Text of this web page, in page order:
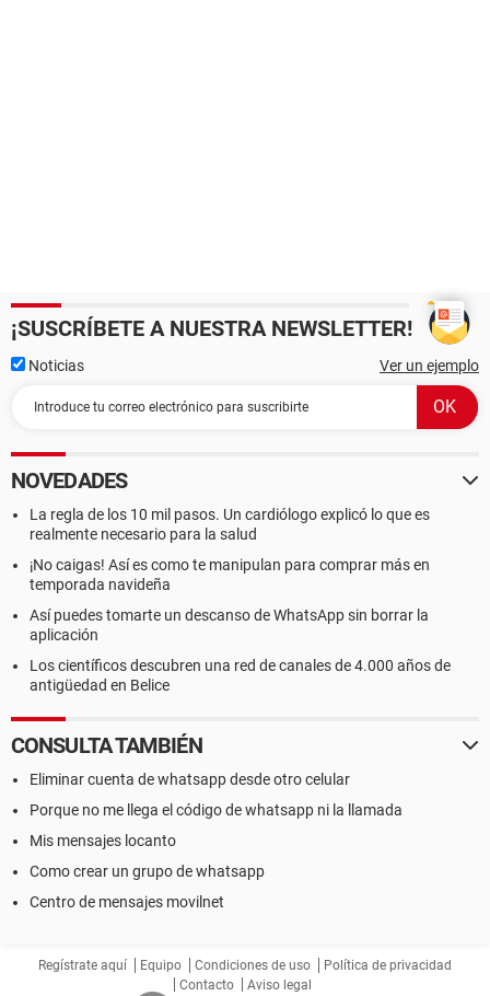
¡SUSCRÍBETE A NUESTRA NEWSLETTER!
Noticias Ver un ejemplo
NOVEDADES
La regla de los 10 mil pasos. Un cardiólogo explicó lo que es
realmente necesario para la salud
¡No caigas! Así es como te manipulan para comprar más en
temporada navideña
Así puedes tomarte un descanso de WhatsApp sin borrar la
aplicación
Los científicos descubren una red de canales de 4.000 años de
antigüedad en Belice
CONSULTA TAMBIÉN
Eliminar cuenta de whatsapp desde otro celular
Porque no me llega el código de whatsapp ni la llamada
Mis mensajes locanto
Como crear un grupo de whatsapp
Centro de mensajes movilnet
Regístrate aquí Equipo Condiciones de uso
Política de privacidad
Contacto
Aviso legal